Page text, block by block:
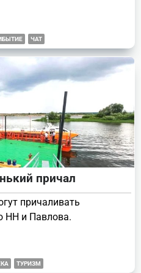
ЧАТ
причал
причаливать
НН и Павлова.
ТУРИЗМ